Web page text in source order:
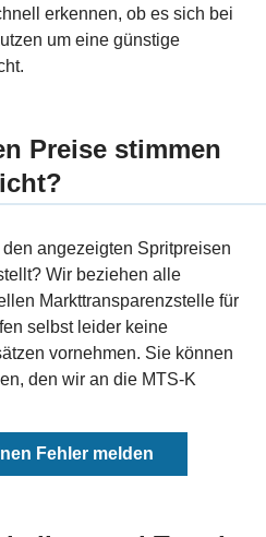
erkennen, ob es sich bei
um eine günstige
Preise stimmen
angezeigten Spritpreisen
Wir beziehen alle
Markttransparenzstelle für
selbst leider keine
vornehmen. Sie können
den wir an die MTS-K
Fehler melden